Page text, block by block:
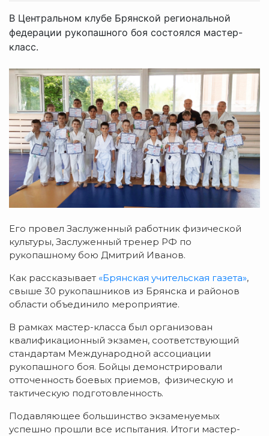
В Центральном клубе Брянской региональной
федерации рукопашного боя состоялся мастер-
класс.
Его провел Заслуженный работник физической
культуры, Заслуженный тренер РФ по
рукопашному бою Дмитрий Иванов.
Как рассказывает «Брянская учительская газета»,
свыше 30 рукопашников из Брянска и районов
области объединило мероприятие.
В рамках мастер-класса был организован
квалификационный экзамен, соответствующий
стандартам Международной ассоциации
рукопашного боя. Бойцы демонстрировали
отточенность боевых приемов, физическую и
тактическую подготовленность.
Подавляющее большинство экзаменуемых
успешно прошли все испытания. Итоги мастер-